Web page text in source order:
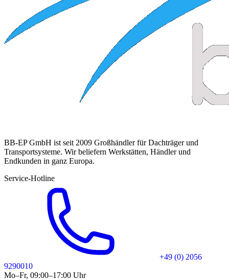
BB-EP GmbH ist seit 2009 Großhändler für Dachträger und
Transportsysteme. Wir beliefern Werkstätten, Händler und
Endkunden in ganz Europa.
Service-Hotline
+49 (0) 2056
9290010
Mo–Fr, 09:00–17:00 Uhr